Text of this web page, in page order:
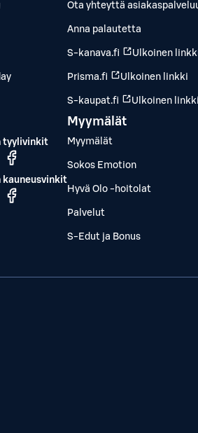
tyylivinkit
kauneusvinkit
Ota yhteyttä
Anna palautetta
S-kanava.fi Ulkoinen
Prisma.fi Ulkoinen linkki
S-kaupat.fi Ulkoinen linkki
Myymälät
Myymälät
Sokos Emotion
Hyvä Olo -hoitolat
Palvelut
S-Edut ja Bonus